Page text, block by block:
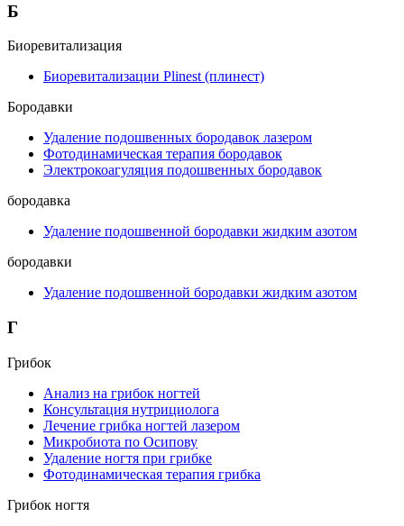
Б
Биоревитализация
Биоревитализации Plinest (плинест)
Бородавки
Удаление подошвенных бородавок лазером
Фотодинамическая терапия бородавок
Электрокоагуляция подошвенных бородавок
бородавка
Удаление подошвенной бородавки жидким азотом
бородавки
Удаление подошвенной бородавки жидким азотом
Г
Грибок
Анализ на грибок ногтей
Консультация нутрициолога
Лечение грибка ногтей лазером
Микробиота по Осипову
Удаление ногтя при грибке
Фотодинамическая терапия грибка
Грибок ногтя